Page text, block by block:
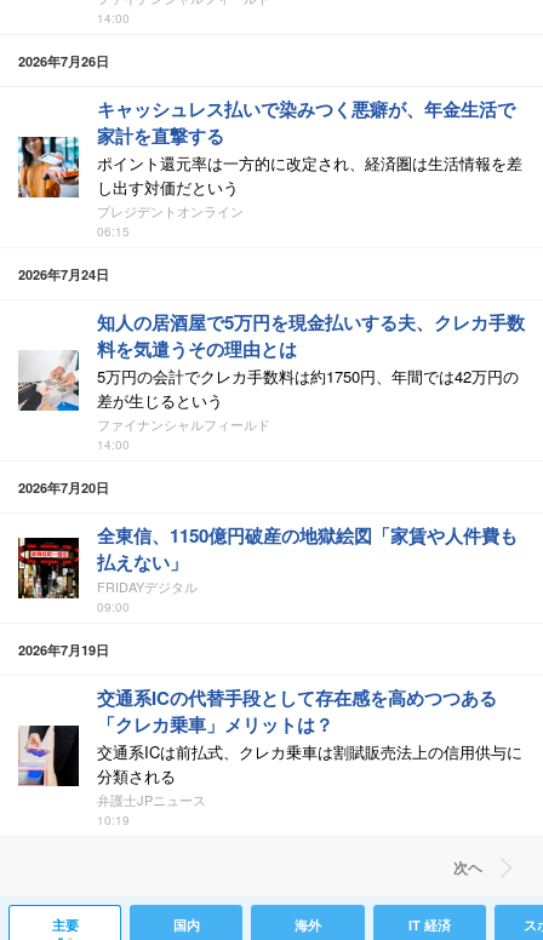
14:00
2026年7月26日
キャッシュレス払いで染みつく悪癖が、年金生活で
家計を直撃する
ポイント還元率は一方的に改定され、経済圏は生活情報を差
し出す対価だという
プレジデントオンライン
06:15
2026年7月24日
知人の居酒屋で5万円を現金払いする夫、クレカ手数
料を気遣うその理由とは
5万円の会計でクレカ手数料は約1750円、年間では42万円の
差が生じるという
ファイナンシャルフィールド
14:00
2026年7月20日
全東信、1150億円破産の地獄絵図「家賃や人件費も
払えない」
FRIDAYデジタル
09:00
2026年7月19日
交通系ICの代替手段として存在感を高めつつある
「クレカ乗車」メリットは？
交通系ICは前払式、クレカ乗車は割賦販売法上の信用供与に
分類される
弁護士JPニュース
10:19
次ヘ
主要 国内 海外 IT 経済 ス